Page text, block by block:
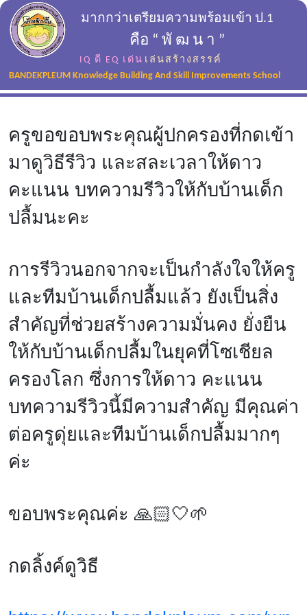
มากกว่าเตรียมความพร้อมเข้า ป.1
คือ “ พั ฒ น า ”
IQ ดี EQ เด่น เล่นสร้างสรรค์
BANDEKPLEUM Knowledge Building And Skill Improvements School
ครูขอขอบพระคุณผู้ปกครองที่กดเข้า
มาดูวิธีรีวิว และสละเวลาให้ดาว
คะแนน บทความรีวิวให้กับบ้านเด็ก
ปลื้มนะคะ
การรีวิวนอกจากจะเป็นกำลังใจให้ครู
และทีมบ้านเด็กปลื้มแล้ว ยังเป็นสิ่ง
สำคัญที่ช่วยสร้างความมั่นคง ยั่งยืน
ให้กับบ้านเด็กปลื้มในยุคที่โซเชียล
ครองโลก ซึ่งการให้ดาว คะแนน
บทความรีวิวนี้มีความสำคัญ มีคุณค่า
ต่อครูดุ่ยและทีมบ้านเด็กปลื้มมากๆ
ค่ะ
ขอบพระคุณค่ะ 🙏🏻🤍🌱
กดลิ้งค์ดูวิธี